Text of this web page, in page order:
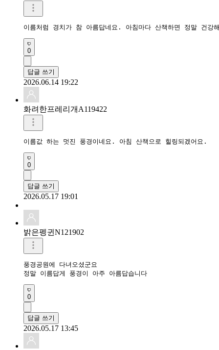
이름처럼 경치가 참 아름답네요. 아침마다 산책하면 정말 건강
0
답글 쓰기
2026.06.14 19:22
화려한프레리개A119422
이름값 하는 멋진 풍경이네요. 아침 산책으로 힐링되겠어요.
0
답글 쓰기
2026.05.17 19:01
밝은펭귄N121902
풍경공원에 다녀오셨군요
정말 이름답게 풍경이 아주 아름답습니다
0
답글 쓰기
2026.05.17 13:45